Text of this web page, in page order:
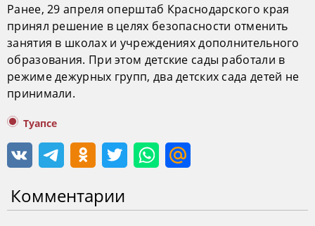
Ранее, 29 апреля оперштаб Краснодарского края
принял решение в целях безопасности отменить
занятия в школах и учреждениях дополнительного
образования. При этом детские сады работали в
режиме дежурных групп, два детских сада детей не
принимали.
Туапсе
Комментарии